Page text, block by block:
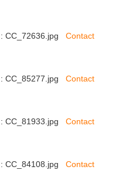
CC_72636.jpg Contact
CC_85277.jpg Contact
CC_81933.jpg Contact
CC_84108.jpg Contact